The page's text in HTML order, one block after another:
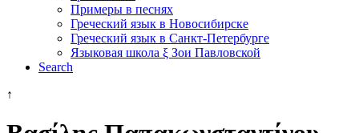
Примеры в песнях
Греческий язык в Новосибирске
Греческий язык в Санкт-Петербурге
Языковая школа ξ Зои Павловской
Search
↑